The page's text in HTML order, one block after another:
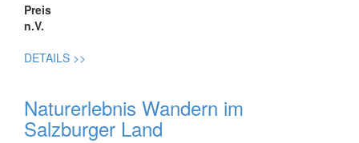
Preis
n.V.
DETAILS >>
Naturerlebnis Wandern im
Salzburger Land